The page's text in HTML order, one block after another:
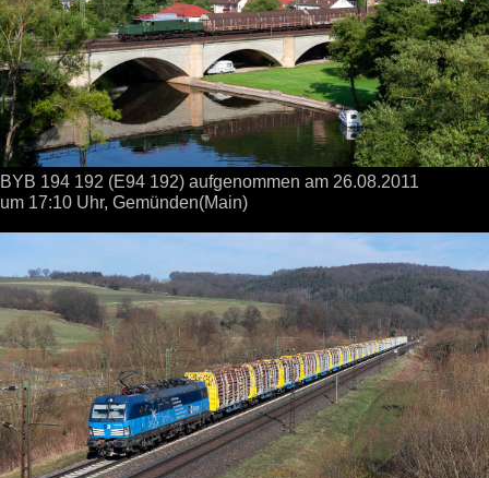
BYB 194 192 (E94 192) aufgenommen am 26.08.2011
um 17:10 Uhr, Gemünden(Main)